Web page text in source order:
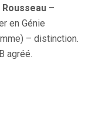
–
en Génie
– distinction.
agréé.